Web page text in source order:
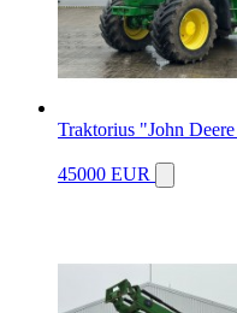
Traktorius "John
45000 EUR